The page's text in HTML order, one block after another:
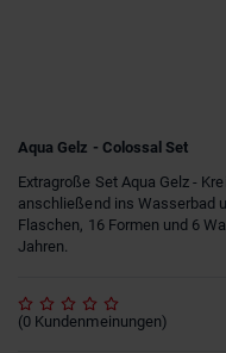
Aqua Gelz - Colossal Set
Extragroße Set Aqua Gelz -
anschließend ins Wasserbad
Flaschen, 16 Formen und 6
Jahren.
(0 Kundenmeinungen)